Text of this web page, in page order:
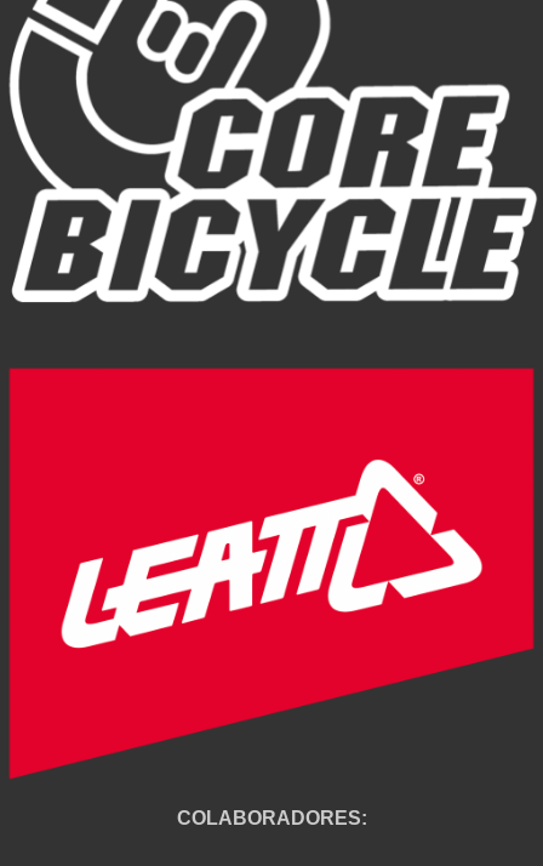
COLABORADORES: